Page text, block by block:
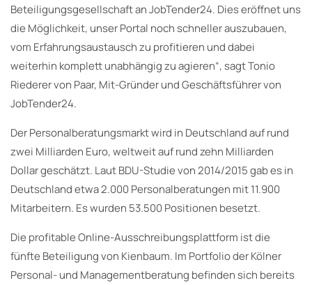
Beteiligungsgesellschaft an JobTender24. Dies eröffnet uns
die Möglichkeit, unser Portal noch schneller auszubauen,
vom Erfahrungsaustausch zu profitieren und dabei
weiterhin komplett unabhängig zu agieren“, sagt Tonio
Riederer von Paar, Mit-Gründer und Geschäftsführer von
JobTender24.
Der Personalberatungsmarkt wird in Deutschland auf rund
zwei Milliarden Euro, weltweit auf rund zehn Milliarden
Dollar geschätzt. Laut BDU-Studie von 2014/2015 gab es in
Deutschland etwa 2.000 Personalberatungen mit 11.900
Mitarbeitern. Es wurden 53.500 Positionen besetzt.
Die profitable Online-Ausschreibungsplattform ist die
fünfte Beteiligung von Kienbaum. Im Portfolio der Kölner
Personal- und Managementberatung befinden sich bereits